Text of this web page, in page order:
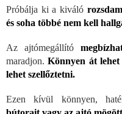
Próbálja ki a kiváló
és soha többé nem kell
Az ajtómegállító
maradjon.Könnyen át lehet
lehet szellőztetni.
Ezen kívül könnyen,